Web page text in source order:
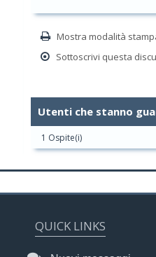
Mostra modalità
Sottoscrivi questa
Utenti che stanno
1 Ospite(i)
QUICK LINKS